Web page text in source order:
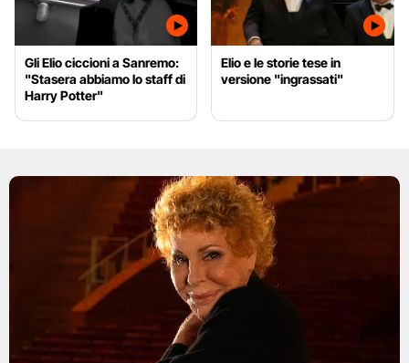
Gli Elio ciccioni a Sanremo:
"Stasera abbiamo lo staff di
Harry Potter"
Elio e le storie tese in
versione "ingrassati"